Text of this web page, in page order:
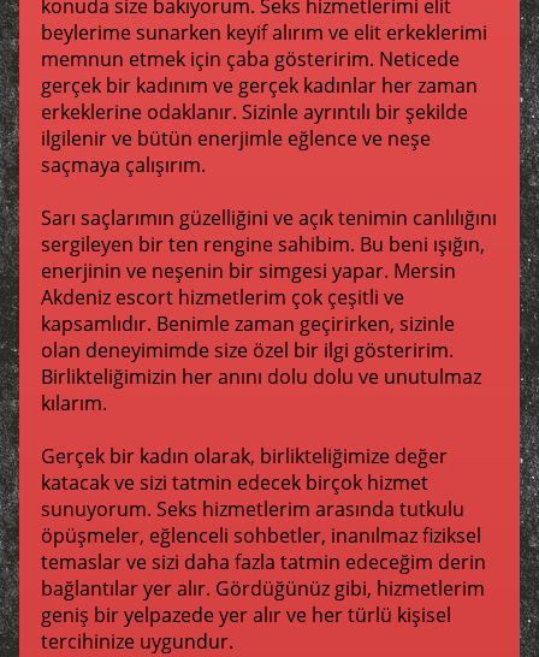
konuda size bakıyorum. Seks hizmetlerimi elit
beylerime sunarken keyif alırım ve elit erkeklerimi
memnun etmek için çaba gösteririm. Neticede
gerçek bir kadınım ve gerçek kadınlar her zaman
erkeklerine odaklanır. Sizinle ayrıntılı bir şekilde
ilgilenir ve bütün enerjimle eğlence ve neşe
saçmaya çalışırım.
Sarı saçlarımın güzelliğini ve açık tenimin canlılığını
sergileyen bir ten rengine sahibim. Bu beni ışığın,
enerjinin ve neşenin bir simgesi yapar. Mersin
Akdeniz escort hizmetlerim çok çeşitli ve
kapsamlıdır. Benimle zaman geçirirken, sizinle
olan deneyimimde size özel bir ilgi gösteririm.
Birlikteliğimizin her anını dolu dolu ve unutulmaz
kılarım.
Gerçek bir kadın olarak, birlikteliğimize değer
katacak ve sizi tatmin edecek birçok hizmet
sunuyorum. Seks hizmetlerim arasında tutkulu
öpüşmeler, eğlenceli sohbetler, inanılmaz fiziksel
temaslar ve sizi daha fazla tatmin edeceğim derin
bağlantılar yer alır. Gördüğünüz gibi, hizmetlerim
geniş bir yelpazede yer alır ve her türlü kişisel
tercihinize uygundur.